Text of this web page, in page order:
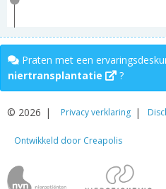
Praten met een
niertransplantatie
?
© 2026 Privacy verklaring
Ontwikkeld door Creapolis